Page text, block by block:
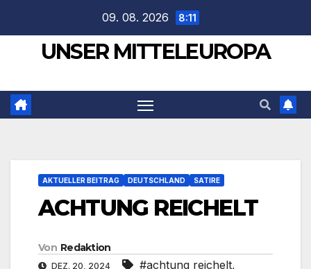
springen
09. 08. 2026 8:11
UNSER MITTELEUROPA
AKTUELLER BEITRAG DEUTSCHLAND SATIRE
ACHTUNG REICHELT
Von Redaktion
DEZ. 20, 2024 #achtung reichelt,